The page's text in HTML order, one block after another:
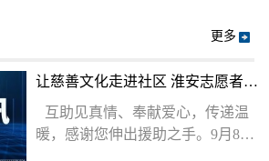
更多
让慈善文化走进社区 淮安志愿者搭建爱心大舞台
互助见真情、奉献爱心，传递温
暖，感谢您伸出援助之手。9月8日